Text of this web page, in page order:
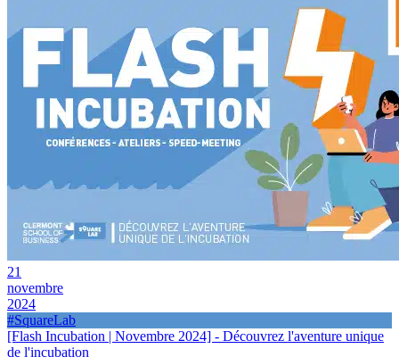
21
novembre
2024
#SquareLab
[Flash Incubation | Novembre 2024] - Découvrez l'aventure unique
de l'incubation